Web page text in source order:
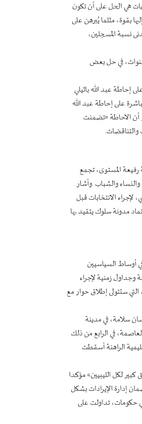
هي الحل على أن تكون
بقوة، مثلما يُبرهن على
نسبة المسجلين،
حكومات، في ثماني سنوات، في حل بعض
إحاطة عبد الله باثيلي
على إحاطة عبد الله
أن الاحاطة «تضمنت
رفيعة المستوى، تجمع
والشباب. وأشار
لإجراء الانتخابات قبل
مدونة سلوك يتقيد بها
أوساط السياسيين
وجداول زمنية لإجراء
التي ستتولى إطلاق حوار مع
سلامة، في مدينة
العاصمة، في الرابع من ذلك
الراهنة أسقطت
لكل الليبيين» مؤكدا
إدارة الإيرادات بشكل
حكومات، تداولت على